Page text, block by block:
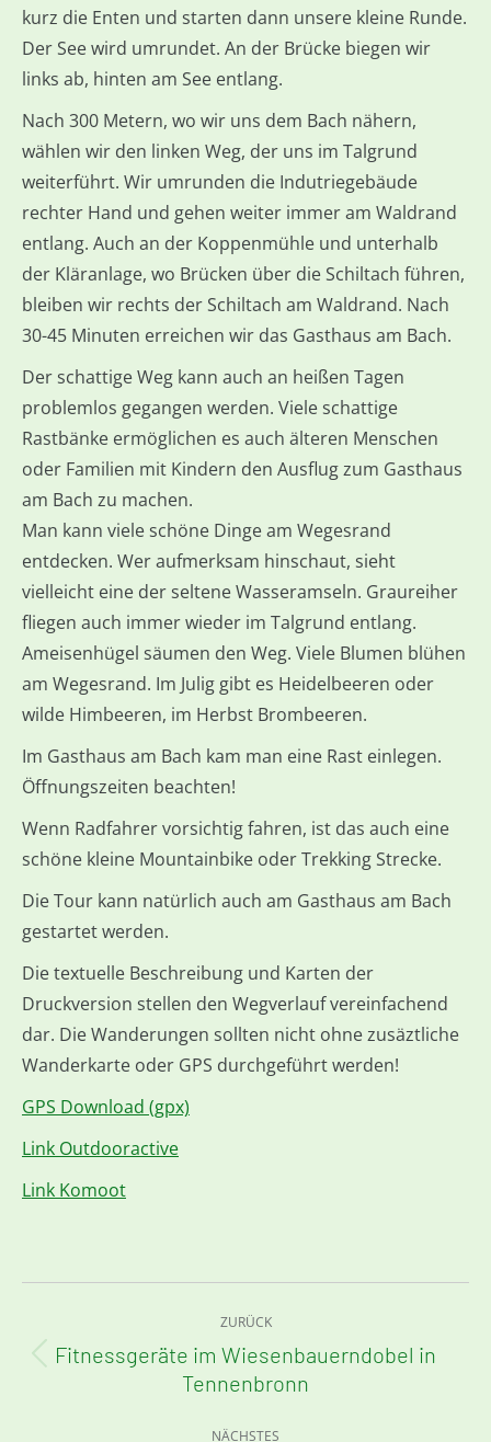
kurz die Enten und starten dann unsere kleine Runde.
Der See wird umrundet. An der Brücke biegen wir
links ab, hinten am See entlang.
Nach 300 Metern, wo wir uns dem Bach nähern,
wählen wir den linken Weg, der uns im Talgrund
weiterführt. Wir umrunden die Indutriegebäude
rechter Hand und gehen weiter immer am Waldrand
entlang. Auch an der Koppenmühle und unterhalb
der Kläranlage, wo Brücken über die Schiltach führen,
bleiben wir rechts der Schiltach am Waldrand. Nach
30-45 Minuten erreichen wir das Gasthaus am Bach.
Der schattige Weg kann auch an heißen Tagen
problemlos gegangen werden. Viele schattige
Rastbänke ermöglichen es auch älteren Menschen
oder Familien mit Kindern den Ausflug zum Gasthaus
am Bach zu machen.
Man kann viele schöne Dinge am Wegesrand
entdecken. Wer aufmerksam hinschaut, sieht
vielleicht eine der seltene Wasseramseln. Graureiher
fliegen auch immer wieder im Talgrund entlang.
Ameisenhügel säumen den Weg. Viele Blumen blühen
am Wegesrand. Im Julig gibt es Heidelbeeren oder
wilde Himbeeren, im Herbst Brombeeren.
Im Gasthaus am Bach kam man eine Rast einlegen.
Öffnungszeiten beachten!
Wenn Radfahrer vorsichtig fahren, ist das auch eine
schöne kleine Mountainbike oder Trekking Strecke.
Die Tour kann natürlich auch am Gasthaus am Bach
gestartet werden.
Die textuelle Beschreibung und Karten der
Druckversion stellen den Wegverlauf vereinfachend
dar. Die Wanderungen sollten nicht ohne zusäztliche
Wanderkarte oder GPS durchgeführt werden!
GPS Download (gpx)
Link Outdooractive
Link Komoot
ZURÜCK
Vorheriger
Beitrag:
Fitnessgeräte im Wiesenbauerndobel in
Tennenbronn
NÄCHSTES